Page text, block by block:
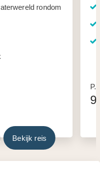
rondom
Bekijk reis